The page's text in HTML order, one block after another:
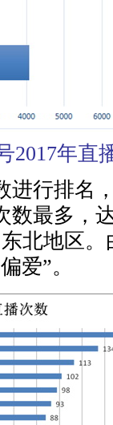
2017年直
行排名
数最多，
北地区
爱”。